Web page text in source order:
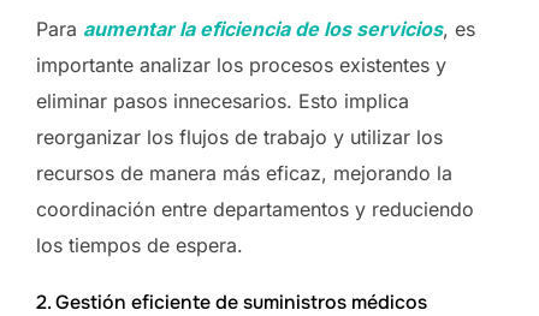
Para aumentar la eficiencia de los servicios, es
importante analizar los procesos existentes y
eliminar pasos innecesarios. Esto implica
reorganizar los flujos de trabajo y utilizar los
recursos de manera más eficaz, mejorando la
coordinación entre departamentos y reduciendo
los tiempos de espera.
2. Gestión eficiente de suministros médicos